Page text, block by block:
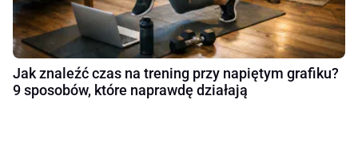
Jak znaleźć czas na trening przy napiętym grafiku?
9 sposobów, które naprawdę działają